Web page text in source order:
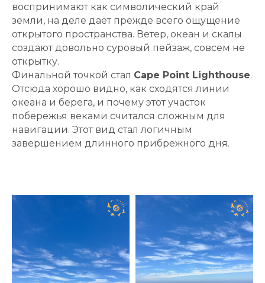
воспринимают как символический край
земли, на деле даёт прежде всего ощущение
открытого пространства. Ветер, океан и скалы
создают довольно суровый пейзаж, совсем не
открытку.
Финальной точкой стал Cape Point Lighthouse.
Отсюда хорошо видно, как сходятся линии
океана и берега, и почему этот участок
побережья веками считался сложным для
навигации. Этот вид стал логичным
завершением длинного прибрежного дня.